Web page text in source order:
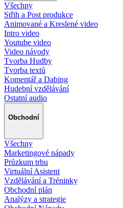
Všechny
Střih a Post produkce
Animované a Kreslené video
Intro video
Youtube video
Video návody
Tvorba Hudby
Tvorba textů
Komentář a Dabing
Hudební vzdělávání
Ostatní audio
Obchodní
Všechny
Marketingové nápady
Průzkum trhu
Virtuální Asistent
Vzdělávání a Tréninky
Obchodní plán
Analýzy a strategie